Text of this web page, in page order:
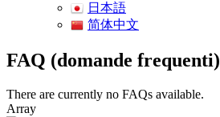
日本語
简体中文
FAQ (domande frequenti)
There are currently no FAQs available.
Array